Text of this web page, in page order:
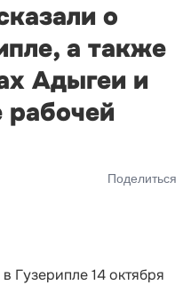
о
а также
Адыгеи и
рабочей
Поделиться
Гузерипле 14 октября